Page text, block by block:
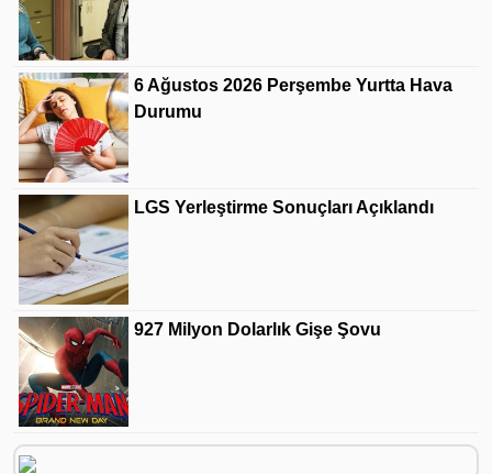
6 Ağustos 2026 Perşembe Yurtta Hava
Durumu
LGS Yerleştirme Sonuçları Açıklandı
927 Milyon Dolarlık Gişe Şovu